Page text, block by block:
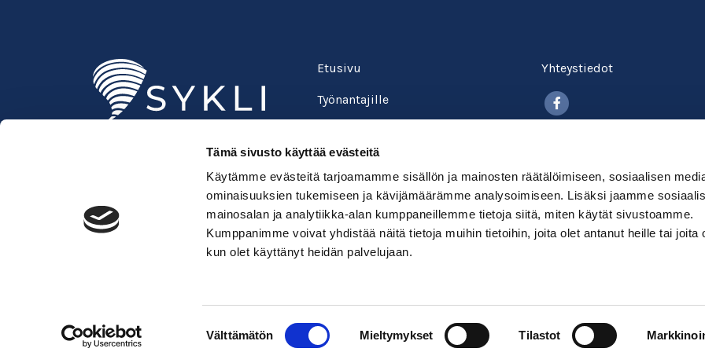
Tämä sivusto käyttää evästeitä
Käytämme evästeitä tarjoamamme sisällön ja mainosten räätälöimiseen, sosiaalisen
ominaisuuksien tukemiseen ja kävijämäärämme analysoimiseen. Lisäksi jaamme
mainosalan ja analytiikka-alan kumppaneillemme tietoja siitä, miten käytät sivustoamme.
Kumppanimme voivat yhdistää näitä tietoja muihin tietoihin, joita olet antanut heille tai joita
kun olet käyttänyt heidän palvelujaan.
Välttämätön Mieltymykset Tilastot
Suomen ympäristöopisto SYKLI
Esterinportti 1, 3. krs.
00240 Helsinki
050 529 6428
Etusivu
Työnantajille
Verkkokurssit
Kirjaudu
Yhteystiedot
Evästekäytäntö
Maksu- ja toimitusehdot